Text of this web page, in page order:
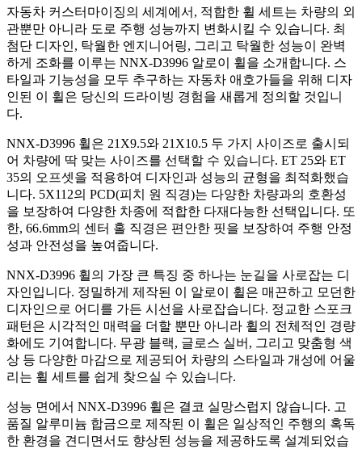
자동차 커스터마이징의 세계에서, 적합한 휠 세트는 차량의 외
관뿐만 아니라 도로 주행 성능까지 변화시킬 수 있습니다. 최
첨단 디자인, 탁월한 엔지니어링, 그리고 탁월한 성능이 완벽
하게 조화를 이루는 NNX-D3996 알로이 휠을 소개합니다. 스
타일과 기능성을 모두 추구하는 자동차 애호가들을 위해 디자
인된 이 휠은 당신의 드라이빙 경험을 새롭게 정의할 것입니
다.
NNX-D3996 휠은 21X9.5와 21X10.5 두 가지 사이즈로 출시되
어 차량에 딱 맞는 사이즈를 선택할 수 있습니다. ET 25와 ET
35의 오프셋을 적용하여 디자인과 성능의 균형을 최적화했습
니다. 5X112의 PCD(피치 원 직경)는 다양한 차량과의 호환성
을 보장하여 다양한 차종에 적합한 다재다능한 선택입니다. 또
한, 66.6mm의 센터 홀 직경은 편안한 핏을 보장하여 주행 안정
성과 안전성을 높여줍니다.
NNX-D3996 휠의 가장 큰 특징 중 하나는 눈길을 사로잡는 디
자인입니다. 정밀하게 제작된 이 알로이 휠은 매끈하고 모던한
디자인으로 어디를 가든 시선을 사로잡습니다. 정교한 스포크
패턴은 시각적인 매력을 더할 뿐만 아니라 휠의 전체적인 경량
화에도 기여합니다. 무광 블랙, 글로스 실버, 그리고 맞춤형 색
상 등 다양한 마감으로 제공되어 차량의 스타일과 개성에 어울
리는 휠 세트를 쉽게 찾으실 수 있습니다.
성능 면에서 NNX-D3996 휠은 결코 실망스럽지 않습니다. 고
품질 알루미늄 합금으로 제작된 이 휠은 일상적인 주행의 혹독
한 환경을 견디면서도 향상된 성능을 제공하도록 설계되었습